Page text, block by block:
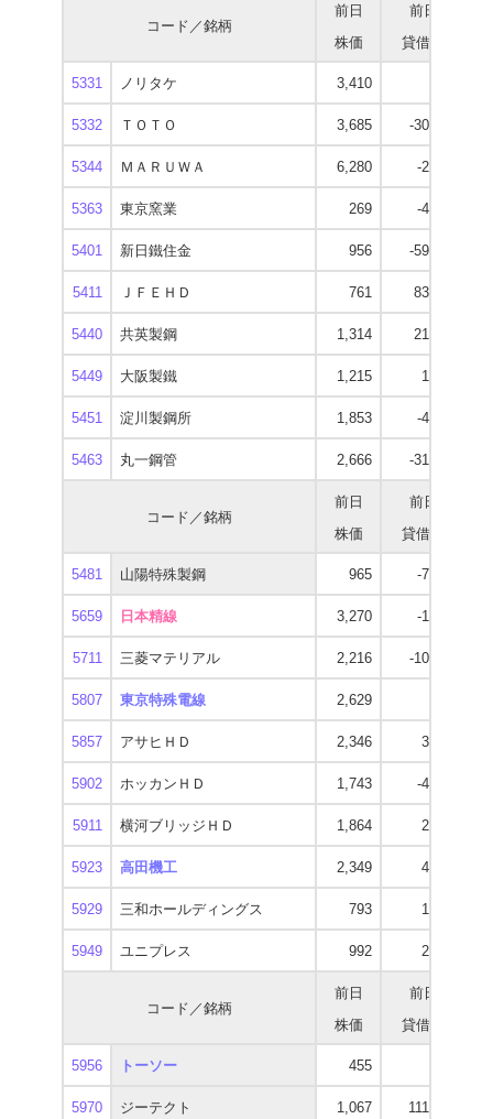
コード／銘柄
前日
株価
前日
貸借残
5331 ノリタケ 3,410
5332 ＴＯＴＯ 3,685 -30,300
5344 ＭＡＲＵＷＡ 6,280 -2,400
5363 東京窯業 269 -4,000
5401 新日鐵住金 956 -59,500
5411 ＪＦＥＨＤ 761 83,000
5440 共英製鋼 1,314 21,100
5449 大阪製鐵 1,215 1,200
5451 淀川製鋼所 1,853 -4,200
5463 丸一鋼管 2,666 -31,700
コード／銘柄
前日
株価
前日
貸借残
5481 山陽特殊製鋼 965 -7,800
5659 日本精線 3,270 -1,500
5711 三菱マテリアル 2,216 -10,900
5807 東京特殊電線 2,629
5857 アサヒＨＤ 2,346 3,900
5902 ホッカンＨＤ 1,743 -4,800
5911 横河ブリッジＨＤ 1,864 2,100
5923 高田機工 2,349 4,800
5929 三和ホールディングス 793 1,400
5949 ユニプレス 992 2,300
コード／銘柄
前日
株価
前日
貸借残
5956 トーソー 455
5970 ジーテクト 1,067 111,900